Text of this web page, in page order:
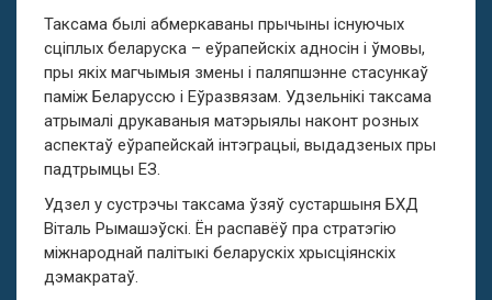
Таксама былі абмеркаваны прычыны існуючых
сціплых беларуска – еўрапейскіх адносін і ўмовы,
пры якіх магчымыя змены і паляпшэнне стасункаў
паміж Беларуссю і Еўразвязам. Удзельнікі таксама
атрымалі друкаваныя матэрыялы наконт розных
аспектаў еўрапейскай інтэграцыі, выдадзеных пры
падтрымцы ЕЗ.
Удзел у сустрэчы таксама ўзяў сустаршыня БХД
Віталь Рымашэўскі. Ён распавёў пра стратэгію
міжнароднай палітыкі беларускіх хрысціянскіх
дэмакратаў.